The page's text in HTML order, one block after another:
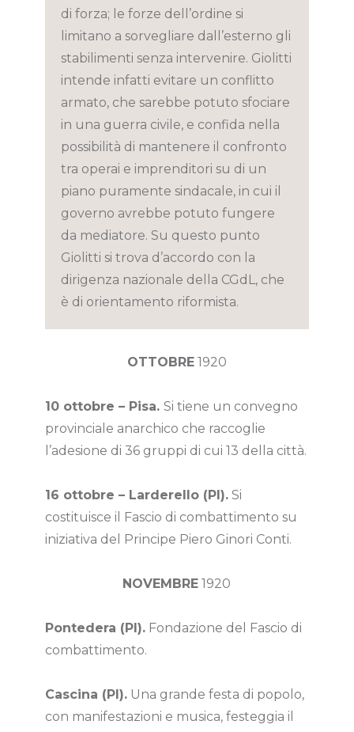
di forza; le forze dell’ordine si
limitano a sorvegliare dall’esterno gli
stabilimenti senza intervenire. Giolitti
intende infatti evitare un conflitto
armato, che sarebbe potuto sfociare
in una guerra civile, e confida nella
possibilità di mantenere il confronto
tra operai e imprenditori su di un
piano puramente sindacale, in cui il
governo avrebbe potuto fungere
da mediatore. Su questo punto
Giolitti si trova d’accordo con la
dirigenza nazionale della CGdL, che
è di orientamento riformista.
OTTOBRE1920
10 ottobre – Pisa. Si tiene un convegno
provinciale anarchico che raccoglie
l’adesione di 36 gruppi di cui 13 della città.
16 ottobre – Larderello (PI).Si
costituisce il Fascio di combattimento su
iniziativa del Principe Piero Ginori Conti.
NOVEMBRE 1920
Pontedera (PI).Fondazione del Fascio di
combattimento.
Cascina (PI).Una grande festa di popolo,
con manifestazioni e musica, festeggia il